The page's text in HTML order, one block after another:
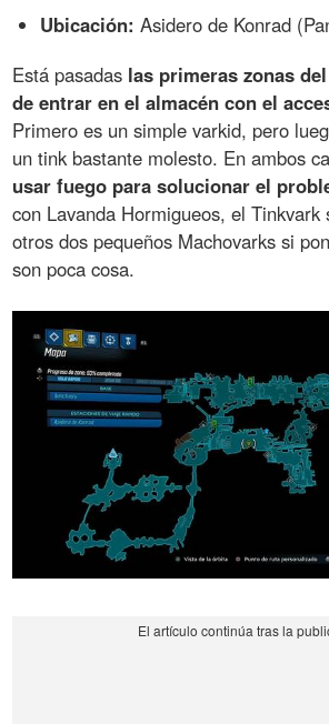
Ubicación: Asidero de Konrad
Está pasadas las primeras zonas
de entrar en el almacén con el
Primero es un simple varkid, pero
un tink bastante molesto. En ambos
usar fuego para solucionar el
con Lavanda Hormigueos, el Tinkvark
otros dos pequeños Machovarks si
son poca cosa.